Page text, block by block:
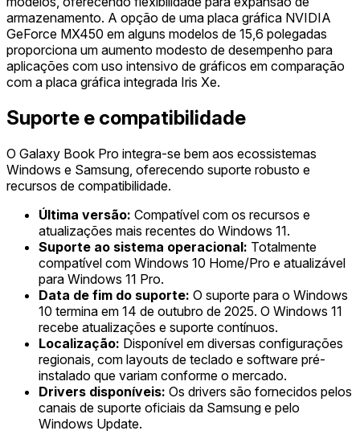
armazenamento. A opção de uma placa gráfica NVIDIA
GeForce MX450 em alguns modelos de 15,6 polegadas
proporciona um aumento modesto de desempenho para
aplicações com uso intensivo de gráficos em comparação
com a placa gráfica integrada Iris Xe.
Suporte e compatibilidade
O Galaxy Book Pro integra-se bem aos ecossistemas
Windows e Samsung, oferecendo suporte robusto e
recursos de compatibilidade.
Última versão: Compatível com os recursos e
atualizações mais recentes do Windows 11.
Suporte ao sistema operacional: Totalmente
compatível com Windows 10 Home/Pro e atualizável
para Windows 11 Pro.
Data de fim do suporte: O suporte para o Windows
10 termina em 14 de outubro de 2025. O Windows 11
recebe atualizações e suporte contínuos.
Localização: Disponível em diversas configurações
regionais, com layouts de teclado e software pré-
instalado que variam conforme o mercado.
Drivers disponíveis: Os drivers são fornecidos pelos
canais de suporte oficiais da Samsung e pelo
Windows Update.